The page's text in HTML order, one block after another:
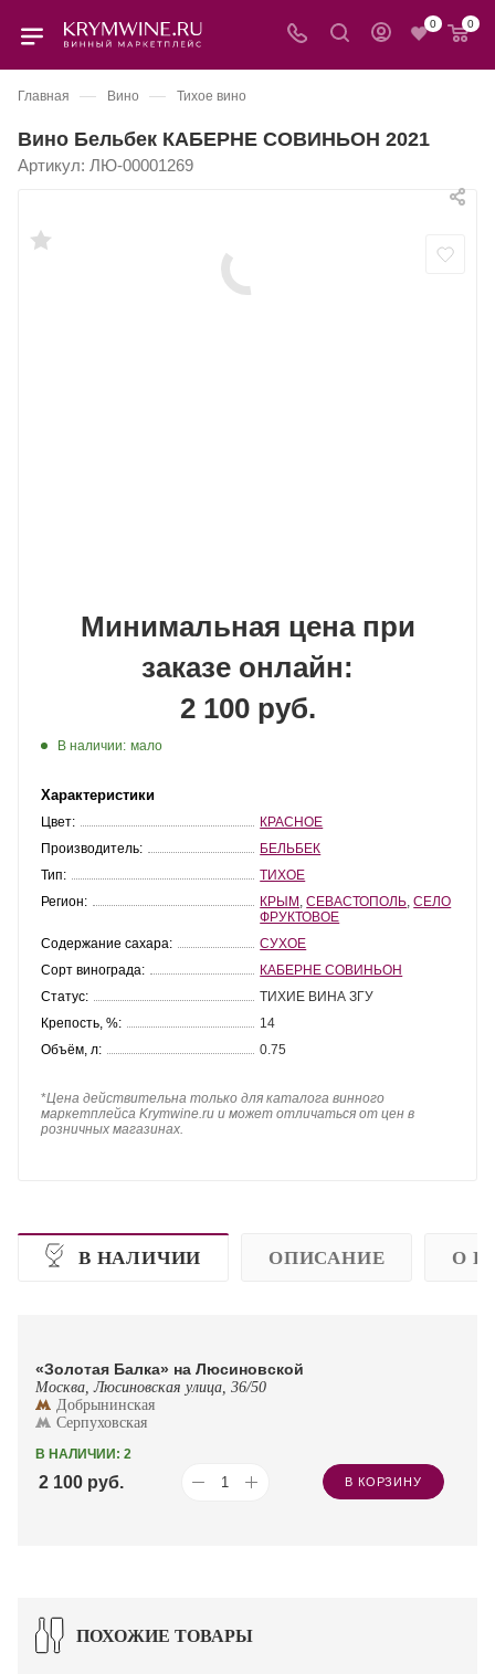
0 0
Главная — Вино — Тихое вино
Вино Бельбек КАБЕРНЕ СОВИНЬОН 2021
Артикул: ЛЮ-00001269
Минимальная цена при
заказе онлайн:
2 100 руб.
В наличии: мало
Характеристики
Цвет:
КРАСНОЕ
Производитель:
БЕЛЬБЕК
Тип:
ТИХОЕ
Регион:
КРЫМ ,СЕВАСТОПОЛЬ ,СЕЛО
ФРУКТОВОЕ
Содержание сахара:
СУХОЕ
Сорт винограда:
КАБЕРНЕ СОВИНЬОН
Статус:
ТИХИЕ ВИНА ЗГУ
Крепость, %:
14
Объём, л:
0.75
*Цена действительна только для каталога винного
маркетплейса Krymwine.ru и может отличаться от цен в
розничных магазинах.
В НАЛИЧИИ ОПИСАНИЕ О
«Золотая Балка» на Люсиновской
Москва, Люсиновская улица, 36/50
Добрынинская
Серпуховская
В НАЛИЧИИ: 2
2 100 руб. В КОРЗИНУ
ПОХОЖИЕ ТОВАРЫ